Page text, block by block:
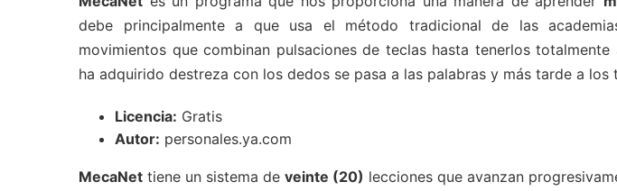
debe principalmente a que usa el método tradicional de las
movimientos que combinan pulsaciones de teclas hasta tenerlos totalmente
ha adquirido destreza con los dedos se pasa a las palabras y más tarde a los
Licencia: Gratis
Autor: personales.ya.com
MecaNet tiene un sistema de veinte (20) lecciones que avanzan